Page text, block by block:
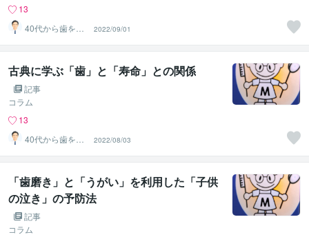
13
40代から歯を失
わない個別相談
します
2022/09/01
古典に学ぶ「歯」と「寿命」との関係
記事
コラム
13
40代から歯を失
わない個別相談
します
2022/08/03
「歯磨き」と「うがい」を利用した「子供
の泣き」の予防法
記事
コラム